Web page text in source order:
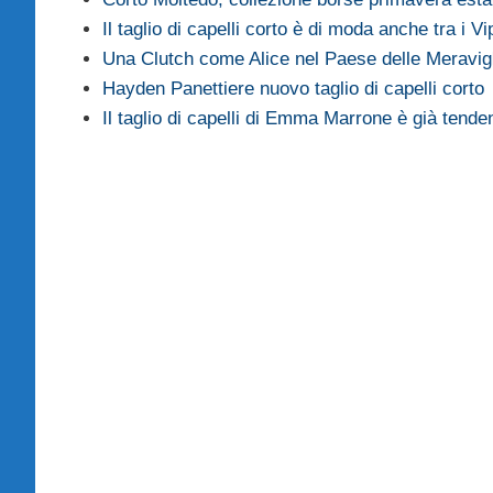
Il taglio di capelli corto è di moda anche tra i
Una Clutch come Alice nel Paese delle
Hayden Panettiere nuovo taglio di capelli corto
Il taglio di capelli di Emma Marrone è già